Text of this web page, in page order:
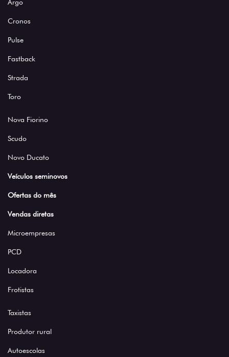
Argo
Cronos
Pulse
Fastback
Strada
Toro
Nova Fiorino
Scudo
Novo Ducato
Veículos seminovos
Ofertas do mês
Vendas diretas
Microempresas
PCD
Locadora
Frotistas
Taxistas
Produtor rural
Autoescolas